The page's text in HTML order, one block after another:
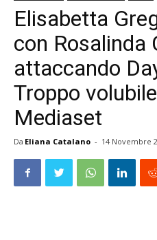
Elisabetta
con Rosalinda
attaccando
Troppo
Mediaset
Da Eliana Catalano - 14 Novembre